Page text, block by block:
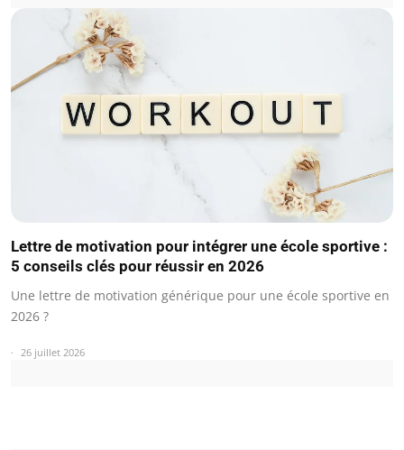
Lettre de motivation pour intégrer une école sportive :
5 conseils clés pour réussir en 2026
Une lettre de motivation générique pour une école sportive en
2026 ?
26 juillet 2026